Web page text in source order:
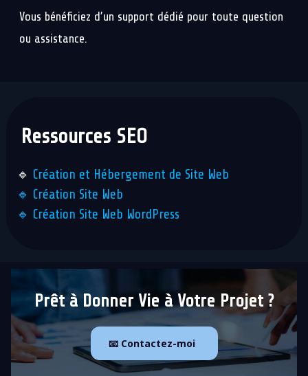
Vous bénéficiez d’un support dédié pour toute question
ou assistance.
Ressources SEO
🔹 Création et Hébergement de Site Web
🔹 Création Site Web
🔹 Création Site Web WordPress
Prêt à Donner Vie à Votre Projet ?
📧 Contactez-moi